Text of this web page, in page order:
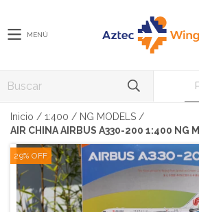
MENÚ
Inicio / 1:400 / NG MODELS /
AIR CHINA AIRBUS A330-200 1:400 NG
29% OFF